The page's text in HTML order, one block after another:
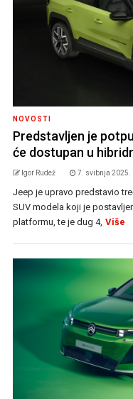
NOVOSTI
Predstavljen je
će dostupan u
Igor Rudež 7. svibnja 2025.
Jeep je upravo predstavio
SUV modela koji je
platformu, te je dug 4, Više